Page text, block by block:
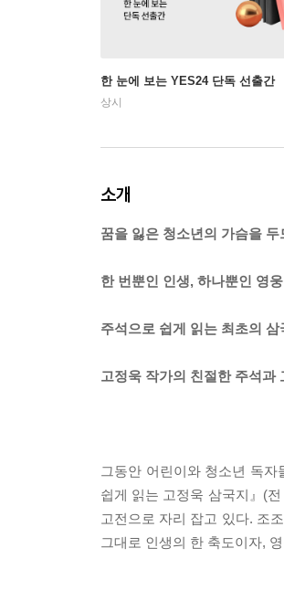
한 눈에 보는 YES24 단독 선출간
상시
소개
꿈을 잃은 청소년의 가슴을 두
한 번뿐인 인생, 하나뿐인 영
주석으로 쉽게 읽는 최초의 삼
고정욱 작가의 친절한 주석과
그동안 어린이와 청소년 독
쉽게 읽는 고정욱 삼국지』(
고전으로 자리 잡고 있다. 조
그대로 인생의 한 축도이자,